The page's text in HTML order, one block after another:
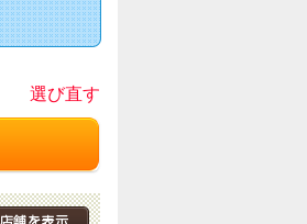
選び直す